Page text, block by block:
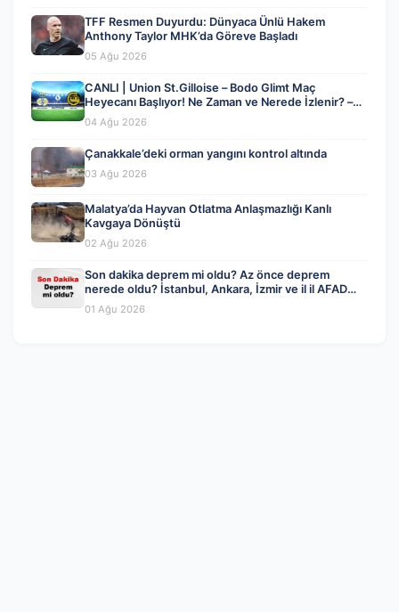
TFF Resmen Duyurdu: Dünyaca Ünlü Hakem
Anthony Taylor MHK’da Göreve Başladı
05 Ağu 2026
CANLI | Union St.Gilloise – Bodo Glimt Maç
Heyecanı Başlıyor! Ne Zaman ve Nerede İzlenir? –
04 Ağustos 2026
04 Ağu 2026
Çanakkale’deki orman yangını kontrol altında
03 Ağu 2026
Malatya’da Hayvan Otlatma Anlaşmazlığı Kanlı
Kavgaya Dönüştü
02 Ağu 2026
Son dakika deprem mi oldu? Az önce deprem
nerede oldu? İstanbul, Ankara, İzmir ve il il AFAD
son depremler 01 Ağustos 2026
01 Ağu 2026